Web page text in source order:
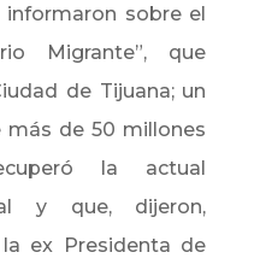
informaron sobre el
Migrante”, que
de Tijuana; un
más de 50 millones
la actual
y que, dijeron,
ex Presidenta de